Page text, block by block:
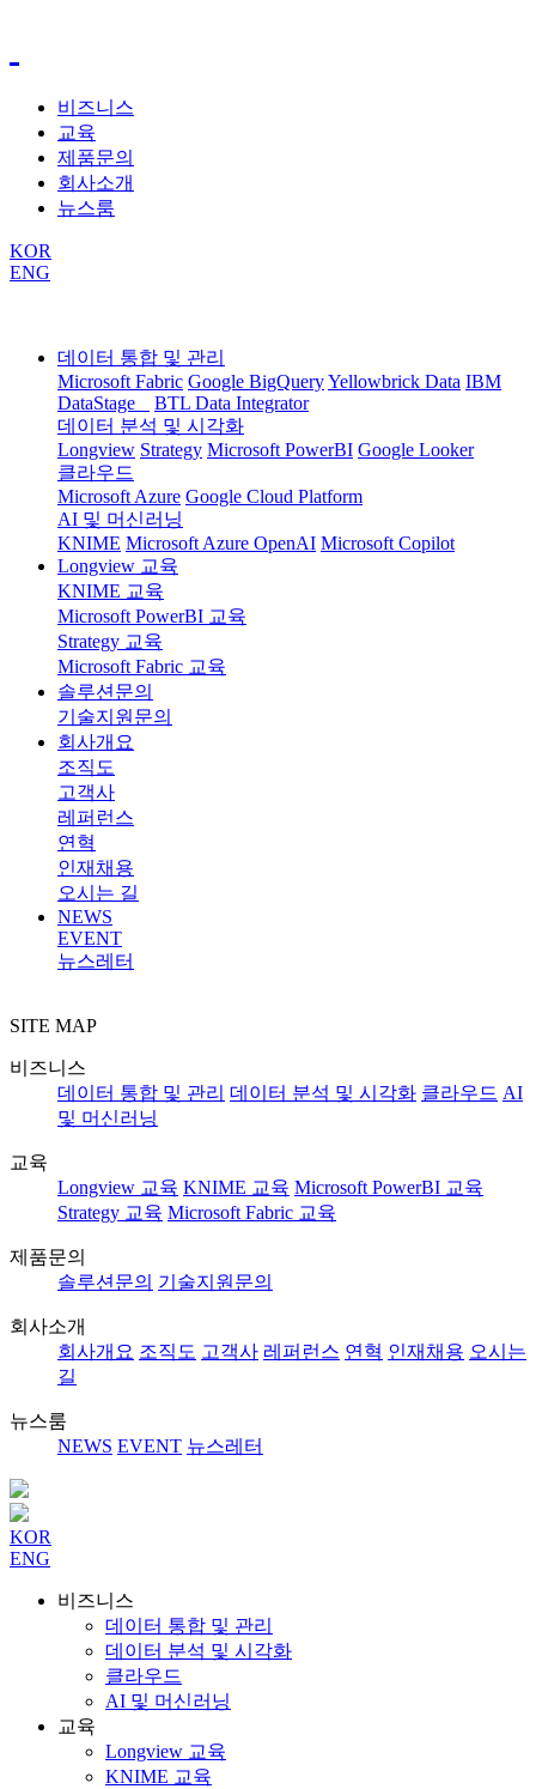
비즈니스
교육
제품문의
회사소개
뉴스룸
KOR
ENG
데이터 통합 및 관리
Microsoft Fabric Google BigQueryYellowbrick Data IBM
DataStage
BTL Data Integrator
데이터 분석 및 시각화
Longview Strategy Microsoft PowerBI Google Looker
클라우드
Microsoft Azure Google Cloud Platform
AI 및 머신러닝
KNIME Microsoft Azure OpenAI Microsoft Copilot
Longview 교육
KNIME 교육
Microsoft PowerBI 교육
Strategy 교육
Microsoft Fabric 교육
솔루션문의
기술지원문의
회사개요
조직도
고객사
레퍼런스
연혁
인재채용
오시는 길
NEWS
EVENT
뉴스레터
SITE MAP
비즈니스
데이터 통합 및 관리 데이터 분석 및 시각화 클라우드 AI
및 머신러닝
교육
Longview 교육 KNIME 교육 Microsoft PowerBI 교육
Strategy 교육 Microsoft Fabric 교육
제품문의
솔루션문의 기술지원문의
회사소개
회사개요 조직도 고객사 레퍼런스 연혁 인재채용 오시는
길
뉴스룸
NEWS EVENT 뉴스레터
KOR
ENG
비즈니스
데이터 통합 및 관리
데이터 분석 및 시각화
클라우드
AI 및 머신러닝
교육
Longview 교육
KNIME 교육